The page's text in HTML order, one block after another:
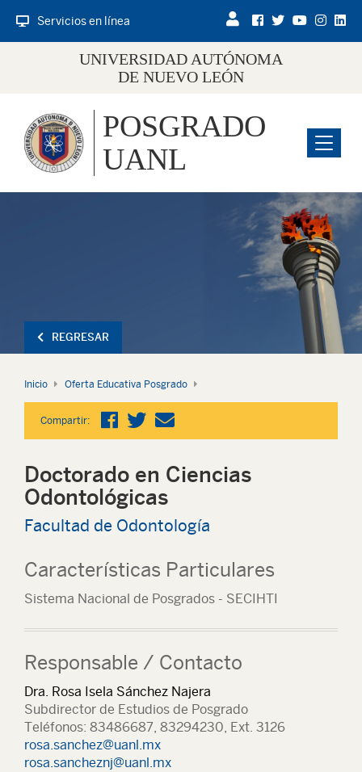
Servicios en línea
UNIVERSIDAD AUTÓNOMA
DE NUEVO LEÓN
Menu
POSGRADO
UANL
REGRESAR
Inicio Oferta Educativa Posgrado
Compartir:
Doctorado en Ciencias
Odontológicas
Facultad de Odontología
Características Particulares
Sistema Nacional de Posgrados - SECIHTI
Responsable / Contacto
Dra. Rosa Isela Sánchez Najera
Subdirector de Estudios de Posgrado
Teléfonos: 83486687, 83294230, Ext. 3126
rosa.sanchez@uanl.mx
rosa.sancheznj@uanl.mx